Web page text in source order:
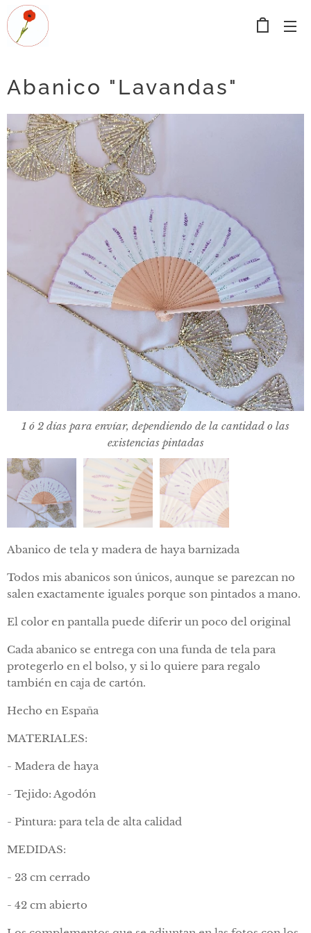
Abanico "Lavandas"
1 ó 2 días para envíar, dependiendo de la cantidad o las
existencias pintadas
Abanico de tela y madera de haya barnizada
Todos mis abanicos son únicos, aunque se parezcan no
salen exactamente iguales porque son pintados a mano.
El color en pantalla puede diferir un poco del original
Cada abanico se entrega con una funda de tela para
protegerlo en el bolso, y si lo quiere para regalo
también en caja de cartón.
Hecho en España
MATERIALES:
- Madera de haya
- Tejido: Agodón
- Pintura: para tela de alta calidad
MEDIDAS:
- 23 cm cerrado
- 42 cm abierto